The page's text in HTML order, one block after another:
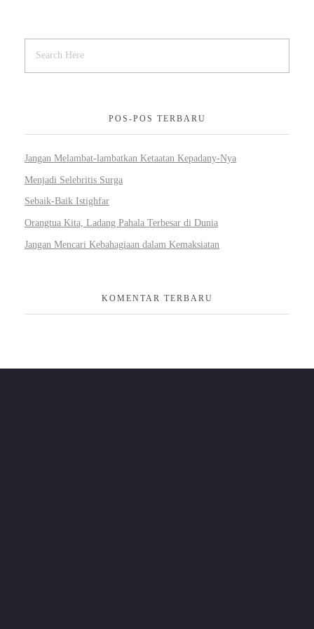
POS-POS TERBARU
Jangan Melambat-lambatkan Ketaatan Kepadany-Nya
Menjadi Selebritis Surga
Sebaik-Baik Istighfar
Orangtua Kita, Ladang Pahala Terbesar di Dunia
Jangan Mencari Kebahagiaan dalam Kemaksiatan
KOMENTAR TERBARU